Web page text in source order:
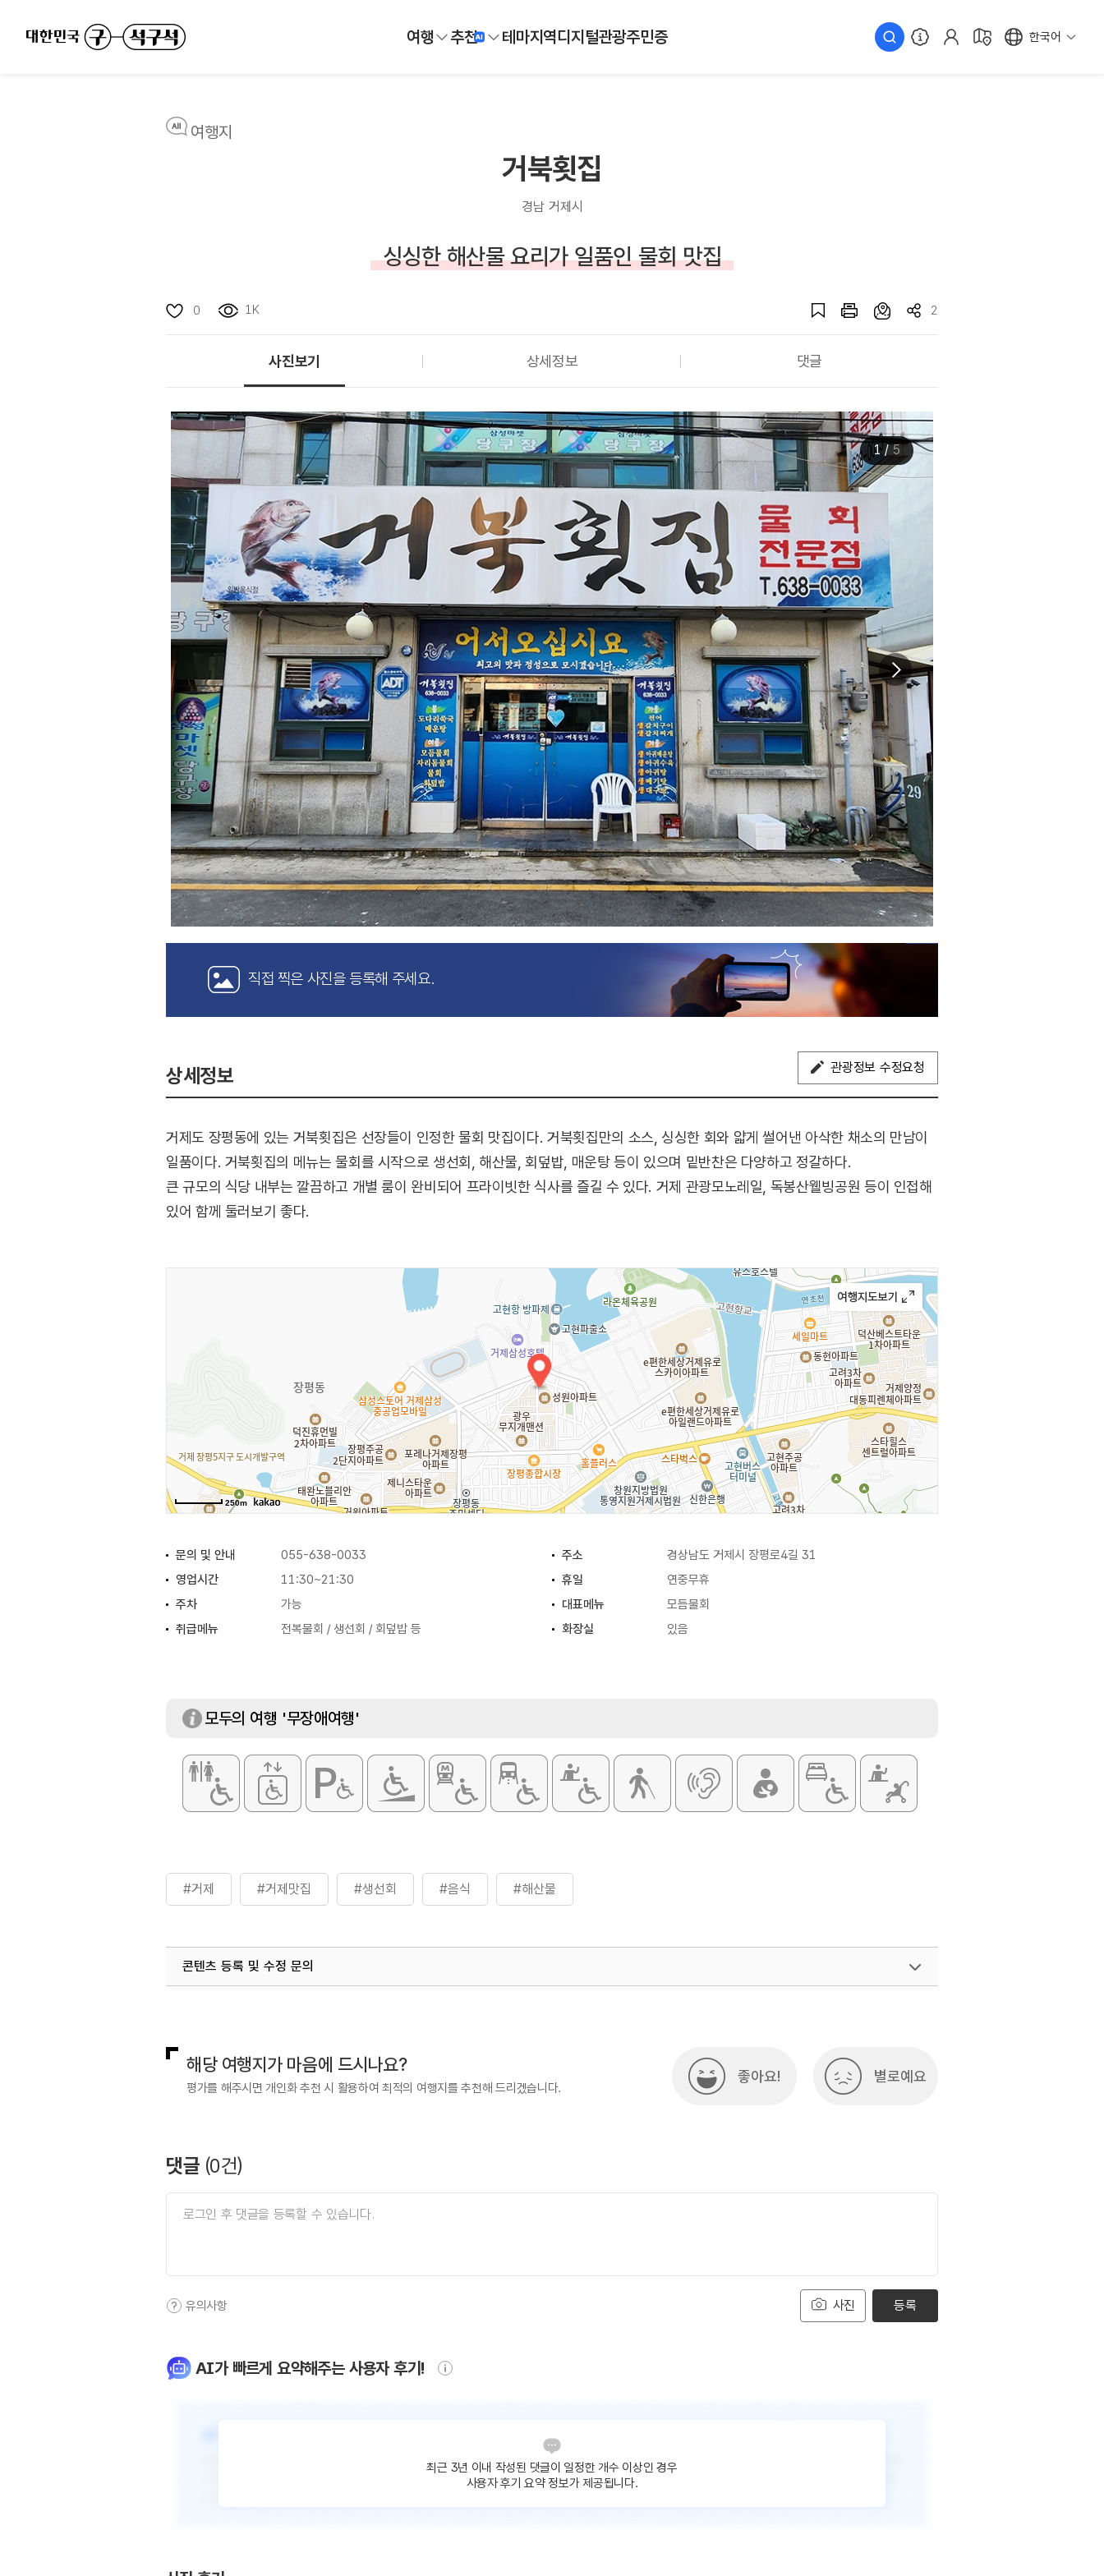
여행 추천 테마지역디지털관광주민증 한국어
여행지
거북횟집
경남 거제시
싱싱한 해산물 요리가 일품인 물회 맛집
0 1K 2
사진보기 상세정보 댓글
1/5
직접 찍은 사진을 등록해 주세요.
상세정보 관광정보 수정요청
거제도 장평동에 있는 거북횟집은 선장들이 인정한 물회 맛집이다. 거북횟집만의 소스, 싱싱한 회와 얇게 썰어낸 아삭한 채소의 만남이
일품이다. 거북횟집의 메뉴는 물회를 시작으로 생선회, 해산물, 회덮밥, 매운탕 등이 있으며 밑반찬은 다양하고 정갈하다.
큰 규모의 식당 내부는 깔끔하고 개별 룸이 완비되어 프라이빗한 식사를 즐길 수 있다. 거제 관광모노레일, 독봉산웰빙공원 등이 인접해
있어 함께 둘러보기 좋다.
250m
문의 및 안내 055-638-0033 주소
경상남도 거제시 장평로4길 31
영업시간
11:30~21:30 휴일
연중무휴
주차
가능 대표메뉴
모듬물회
취급메뉴
전복물회 / 생선회 / 회덮밥 등 화장실 있음
모두의 여행 '무장애여행'
#거제 #거제맛집 #생선회 #음식 #해산물
콘텐츠 등록 및 수정 문의
해당 여행지가 마음에 드시나요?
평가를 해주시면 개인화 추천 시 활용하여 최적의 여행지를 추천해 드리겠습니다.
좋아요! 별로예요
댓글 (0건)
사진
유의사항 등록
AI가 빠르게 요약해주는 사용자 후기!
최근 3년 이내 작성된 댓글이 일정한 개수 이상인 경우
사용자 후기 요약 정보가 제공됩니다.